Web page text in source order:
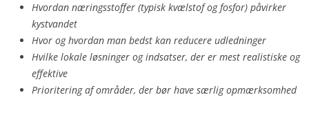
Hvordan næringsstoffer (typisk kvælstof og fosfor) påvirker
kystvandet
Hvor og hvordan man bedst kan reducere udledninger
Hvilke lokale løsninger og indsatser, der er mest realistiske og
effektive
Prioritering af områder, der bør have særlig opmærksomhed